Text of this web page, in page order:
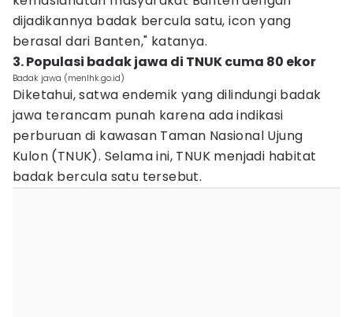
dijadikannya badak bercula satu, icon yang
berasal dari Banten," katanya.
3. Populasi badak jawa di TNUK cuma 80 ekor
Badak jawa (menlhk.go.id)
Diketahui, satwa endemik yang dilindungi badak
jawa terancam punah karena ada indikasi
perburuan di kawasan Taman Nasional Ujung
Kulon (TNUK). Selama ini, TNUK menjadi habitat
badak bercula satu tersebut.